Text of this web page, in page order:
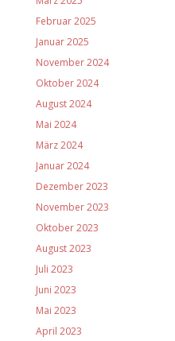
Februar 2025
Januar 2025
November 2024
Oktober 2024
August 2024
Mai 2024
März 2024
Januar 2024
Dezember 2023
November 2023
Oktober 2023
August 2023
Juli 2023
Juni 2023
Mai 2023
April 2023